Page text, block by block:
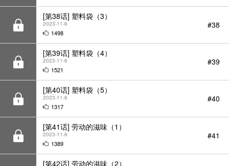
[第39话] 塑料袋（4）
2023-11-6
1521
[第40话] 塑料袋（5）
2023-11-6
1317
[第41话] 劳动的滋味（1）
2023-11-6
1389
[第42话] 劳动的滋味（2）
2023-11-6
1372